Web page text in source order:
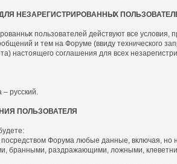
НЕЗАРЕГИСТРИРОВАННЫХ
х пользователей действуют все
и тем на Форуме (ввиду технического
настоящего соглашения для всех
русский.
ПОЛЬЗОВАТЕЛЯ
Форума любые данные, включая, но
бранными, раздражающими, ложными,